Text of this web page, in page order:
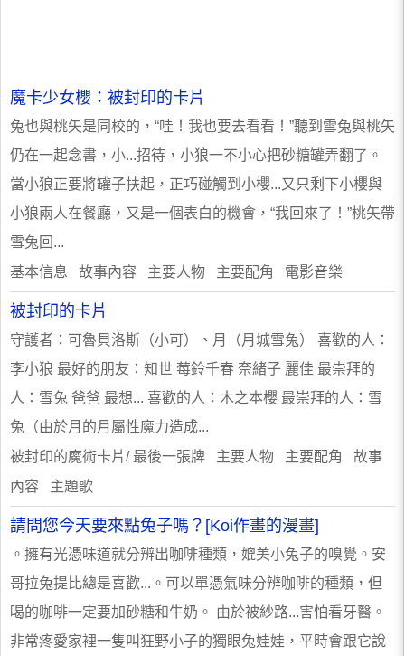
魔卡少女櫻：被封印的卡片
兔也與桃矢是同校的，“哇！我也要去看看！”聽到雪兔與桃矢
仍在一起念書，小...招待，小狼一不小心把砂糖罐弄翻了。
當小狼正要將罐子扶起，正巧碰觸到小櫻...又只剩下小櫻與
小狼兩人在餐廳，又是一個表白的機會，“我回來了！”桃矢帶
雪兔回...
基本信息 故事內容 主要人物 主要配角 電影音樂
被封印的卡片
守護者：可魯貝洛斯（小可）、月（月城雪兔） 喜歡的人：
李小狼 最好的朋友：知世 莓鈴千春 奈緒子 麗佳 最崇拜的
人：雪兔 爸爸 最想... 喜歡的人：木之本櫻 最崇拜的人：雪
兔（由於月的月屬性魔力造成...
被封印的魔術卡片/ 最後一張牌 主要人物 主要配角 故事
內容 主題歌
請問您今天要來點兔子嗎？[Koi作畫的漫畫]
。擁有光憑味道就分辨出咖啡種類，媲美小兔子的嗅覺。安
哥拉兔提比總是喜歡...。可以單憑氣味分辨咖啡的種類，但
喝的咖啡一定要加砂糖和牛奶。 由於被紗路...害怕看牙醫。
非常疼愛家裡一隻叫狂野小子的獨眼兔娃娃，平時會跟它說